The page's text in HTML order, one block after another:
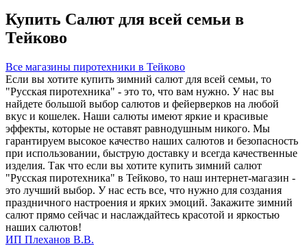
Купить Салют для всей семьи в
Тейково
Все магазины пиротехники в Тейково
Если вы хотите купить зимний салют для всей семьи, то
"Русская пиротехника" - это то, что вам нужно. У нас вы
найдете большой выбор салютов и фейерверков на любой
вкус и кошелек. Наши салюты имеют яркие и красивые
эффекты, которые не оставят равнодушным никого. Мы
гарантируем высокое качество наших салютов и безопасность
при использовании, быструю доставку и всегда качественные
изделия. Так что если вы хотите купить зимний салют
"Русская пиротехника" в Тейково, то наш интернет-магазин -
это лучший выбор. У нас есть все, что нужно для создания
праздничного настроения и ярких эмоций. Закажите зимний
салют прямо сейчас и наслаждайтесь красотой и яркостью
наших салютов!
ИП Плеханов В.В.